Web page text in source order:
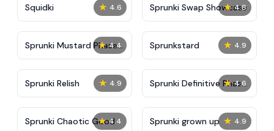
★ 4.6
Squidki ★ 4.8
Sprunki Swap Showcase
★ 4.4
Sprunki Mustard Phase
2
★ 4.9
Sprunkstard
★ 4.9
Sprunki Relish ★ 4.6
Sprunki Definitive Phase
7
★ 4.4
Sprunki Chaotic Good ★ 4.9
Sprunki grown up